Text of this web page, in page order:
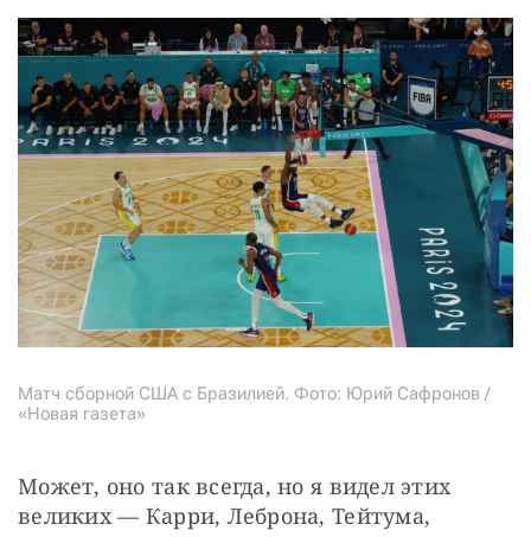
Матч сборной США с Бразилией. Фото: Юрий Сафронов /
«Новая газета»
Может, оно так всегда, но я видел этих
великих — Карри, Леброна, Тейтума,